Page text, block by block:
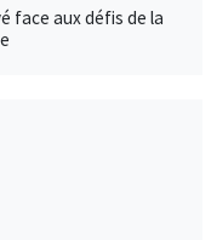
face aux défis de la